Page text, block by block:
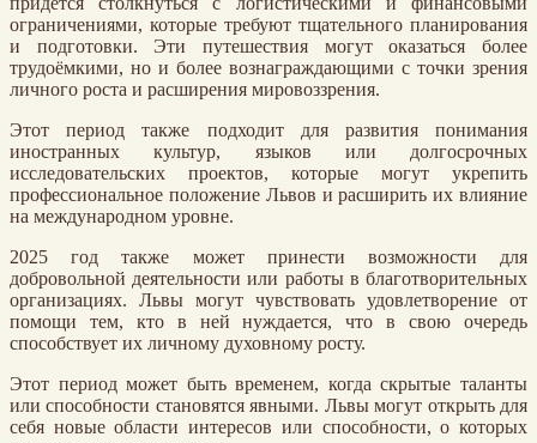
ограничениями, которые требуют тщательного планирования
и подготовки. Эти путешествия могут оказаться более
трудоёмкими, но и более вознаграждающими с точки зрения
личного роста и расширения мировоззрения.
Этот период также подходит для развития понимания
иностранных культур, языков или долгосрочных
исследовательских проектов, которые могут укрепить
профессиональное положение Львов и расширить их влияние
на международном уровне.
2025 год также может принести возможности для
добровольной деятельности или работы в благотворительных
организациях. Львы могут чувствовать удовлетворение от
помощи тем, кто в ней нуждается, что в свою очередь
способствует их личному духовному росту.
Этот период может быть временем, когда скрытые таланты
или способности становятся явными. Львы могут открыть для
себя новые области интересов или способности, о которых